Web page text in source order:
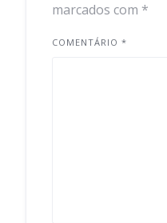
marcados com *
COMENTÁRIO *